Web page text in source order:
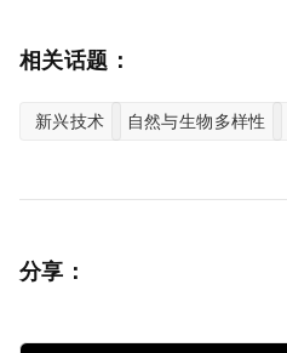
相关话题：
新兴技术 自然与生物多样性
分享：